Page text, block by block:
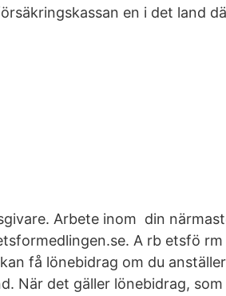
en i det land
Arbete inom din
A rb etsfö
få lönebidrag om du
När det gäller lönebidrag, som